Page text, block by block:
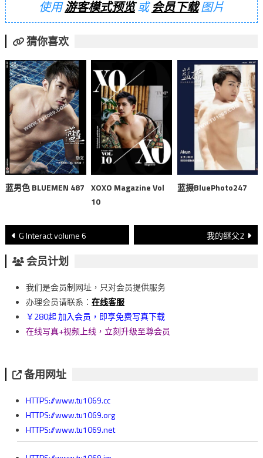
使用游客模式预览或会员下载图片
猜你喜欢
蓝男色 BLUEMEN 487 XOXO Magazine Vol
10
蓝摄BluePhoto247
文
章
導
覽
G Interact volume 6 我的继父2
会员计划
我们是会员制网址，只对会员提供服务
办理会员请联系： 在线客服
￥280起 加入会员，即享免费写真下载
在线写真+视频上线，立刻升级至尊会员
备用网址
HTTPS://www.tu1069.cc
HTTPS://www.tu1069.org
HTTPS://www.tu1069.net